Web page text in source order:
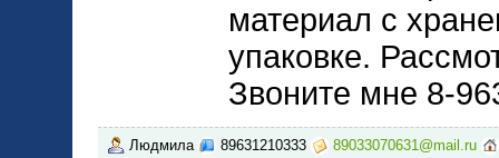
материал с
упаковке.
Звоните мне 8-
Людмила 89631210333 89033070631@mail.ru